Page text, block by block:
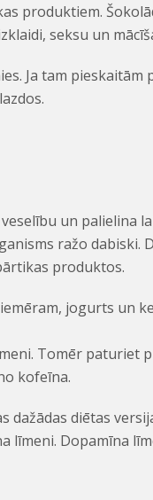
produktiem.
seksu un
Ja tam
un palielina
ražo dabiski.
produktos.
jogurts un
Tomēr paturiet
kofeīna.
dažādas diētas
līmeni. Dopamīna